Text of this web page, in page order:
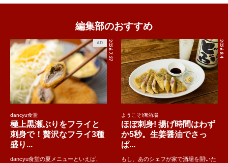
編集部のおすすめ
2026.7.27
AD
dancyu食堂
極上黒瀬ぶりをフライと
刺身で！贅沢なフライ3種
盛り...
dancyu食堂の夏メニューといえば、
2026.8.4
ようこそ!俺酒場
ほぼ刺身! 揚げ時間はわず
か5秒。生姜醤油でさっ
ぱ...
もし、あのシェフが家で酒場を開いた